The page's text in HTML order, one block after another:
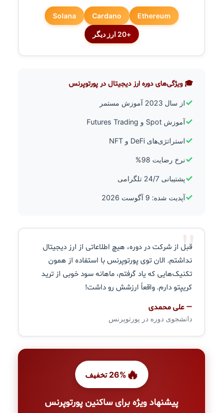
Ethereum
Cardano
Solana
+20 ارز دیگر
🎓 ویژگی‌های دوره ارز دیجیتال در پورتوپرنس
✓از سال 2023 آموزش مستمر
✓آموزش Spot و Futures Trading
✓استراتژی‌های DeFi و NFT
✓نرخ رضایت 98%
✓پشتیبانی 24/7 تلگرامی
✓آپدیت شده: 9 آگوست 2026
"
قبل از شرکت در دوره، هیچ اطلاعاتی از ارز دیجیتال
نداشتم. الان توی پورتوپرنس با استفاده از همون
تکنیک‌هایی که یاد گرفتم، ماهانه سود خوبی از ترید
کریپتو دارم. واقعاً ارزشش رو داشت!
— علی محمدی
دانشجوی دوره در پورتوپرنس
🔥 26% تخفیف
پیشنهاد ویژه برای ساکنین پورتوپرنس